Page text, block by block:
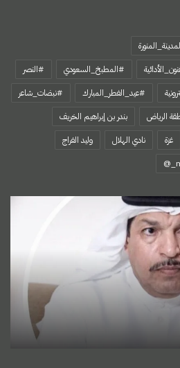
#المطبخ_السعودي
#النصر
#عيد_الفطر_المبارك
#نبضات_شاعر
الرياض
بندر بن إبراهيم الخريف
غزة نادي الهلال
وليد الفراج